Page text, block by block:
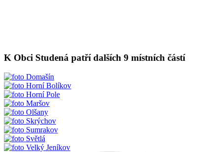
K Obci Studená patří dalších 9 místních částí
Domašín
Horní Bolíkov
Horní Pole
Maršov
Olšany
Skrýchov
Sumrakov
Světlá
Velký Jeníkov